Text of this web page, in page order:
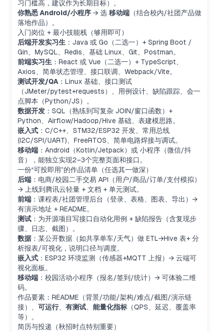
习门槛高，建议作为长期目标）。
你熟悉 Android/小程序 → 选 移动端 （结合校内/社团产品做
落地作品）。
入门岗位 + 最小技能栈（够用即可）
后端开发实习生 ：Java 或 Go（二选一）+ Spring Boot /
Gin、MySQL、Redis、基础 Linux、Git、Postman。
前端实习生 ：React 或 Vue（二选一）+ TypeScript、
Axios、简单状态管理、接口联调、Webpack/Vite。
测试开发/QA ：Linux 基础、接口测试
（JMeter/pytest+requests）、用例设计、缺陷跟踪、会一
点脚本（Python/JS）。
数据开发 ：SQL（熟练到写复杂 JOIN/窗口函数）+
Python、Airflow/Hadoop/Hive 基础、表建模思路。
嵌入式 ：C/C++、STM32/ESP32 开发、常用总线
(I2C/SPI/UART)、FreeRTOS、简单电路焊接与调试。
移动端 ：Android（Kotlin/Jetpack）或 小程序（微信/抖
音），能独立实现2–3个完整页面和接口。
一份“可投即用”的作品清单（任选其一做深）
后端 ：电商/校园二手交易 API（用户/商品/订单/支付模拟）
→ 上线到腾讯云轻量 + 文档 + 单元测试。
前端 ：课程表/社团管理后台（登录、表格、图表、导出）→
有演示地址 + README。
测试 ：为开源项目写接口自动化用例 + 缺陷报告（含复现步
骤、日志、截图）。
数据 ：某公开数据（如共享单车/天气）做 ETL→Hive 表+ 分
析报表/可视化，说明口径与调度。
嵌入式 ：ESP32 环境监测（传感器+MQTT 上报）→ 云端可
视化面板。
移动端 ：校园活动小程序（报名/签到/统计）→ 可体验二维
码。
作品要素：README（背景/功能/架构/难点/截图/演示链
接）、 可运行、 有测试 能量化指标 （QPS、延迟、覆盖率
等）。
简历与投递（秋招时点特别重要）